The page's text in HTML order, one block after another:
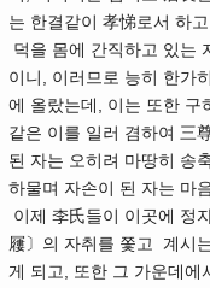
는 한결같이 孝悌로서 하
덕을 몸에 간직하고 있는
이니, 이러므로 능히 한가
에 올랐는데, 이는 또한 구
같은 이를 일러 겸하여 三
된 자는 오히려 마땅히 송
하물며 자손이 된 자는 마
이제 李氏들이 이곳에 정
屨〕의 자취를 쫓고 계시
게 되고, 또한 그 가운데에